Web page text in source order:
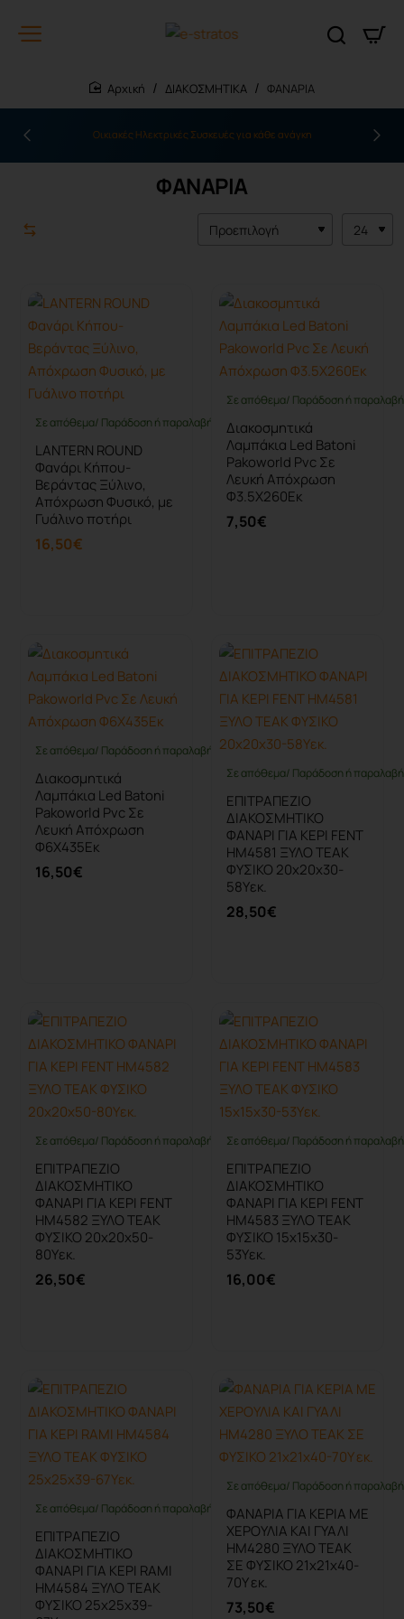
ΔΙΑΚΟΣΜΗΤΙΚΑ ΦΑΝΑΡΙΑ
Οικιακές Ηλεκτρικές Συσκευές για κάθε ανάγκη
ΦΑΝΑΡΙΑ
Σε απόθεμα/ Παράδοση ή παραλαβή έως 10 ημέρες
LANTERN ROUND
Φανάρι Κήπου-
Βεράντας Ξύλινο,
Απόχρωση Φυσικό, με
Γυάλινο ποτήρι
16,50€
Σε απόθεμα/ Παράδοση ή
Διακοσμητικά
Λαμπάκια Led Batoni
Pakoworld Pvc Σε
Λευκή Απόχρωση
Φ3.5X260Εκ
7,50€
Σε απόθεμα/ Παράδοση ή παραλαβή έως 10 ημέρες
Διακοσμητικά
Λαμπάκια Led Batoni
Pakoworld Pvc Σε
Λευκή Απόχρωση
Φ6X435Εκ
16,50€
Σε απόθεμα/ Παράδοση ή
ΕΠΙΤΡΑΠΕΖΙΟ
ΔΙΑΚΟΣΜΗΤΙΚΟ
ΦΑΝΑΡΙ ΓΙΑ ΚΕΡΙ FENT
HM4581 ΞΥΛΟ TEAK
ΦΥΣΙΚΟ 20x20x30-
58Υεκ.
28,50€
Σε απόθεμα/ Παράδοση ή παραλαβή έως 10 ημέρες
ΕΠΙΤΡΑΠΕΖΙΟ
ΔΙΑΚΟΣΜΗΤΙΚΟ
ΦΑΝΑΡΙ ΓΙΑ ΚΕΡΙ FENT
HM4582 ΞΥΛΟ TEAK
ΦΥΣΙΚΟ 20x20x50-
80Υεκ.
26,50€
Σε απόθεμα/ Παράδοση ή
ΕΠΙΤΡΑΠΕΖΙΟ
ΔΙΑΚΟΣΜΗΤΙΚΟ
ΦΑΝΑΡΙ ΓΙΑ ΚΕΡΙ FENT
HM4583 ΞΥΛΟ TEAK
ΦΥΣΙΚΟ 15x15x30-
53Υεκ.
16,00€
Σε απόθεμα/ Παράδοση ή παραλαβή έως 10 ημέρες
ΕΠΙΤΡΑΠΕΖΙΟ
ΔΙΑΚΟΣΜΗΤΙΚΟ
ΦΑΝΑΡΙ ΓΙΑ ΚΕΡΙ RAMI
HM4584 ΞΥΛΟ TEAK
ΦΥΣΙΚΟ 25x25x39-
NEO
Σε απόθεμα/ Παράδοση ή
ΦΑΝΑΡΙΑ ΓΙΑ ΚΕΡΙΑ ΜΕ
ΧΕΡΟΥΛΙA KAI ΓΥΑΛΙ
HM4280 ΞΥΛΟ ΤΕΑΚ
ΣΕ ΦΥΣΙΚΟ 21x21x40-
70Υ εκ.
73,50€